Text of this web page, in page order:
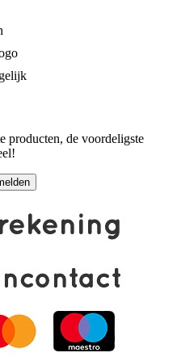
producten, de voordeligste